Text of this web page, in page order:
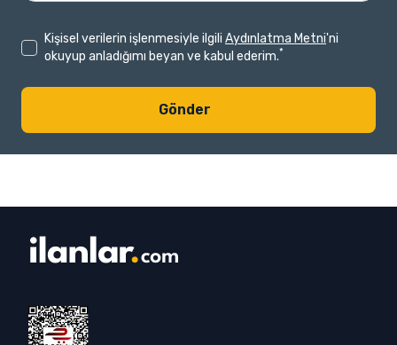
Kişisel verilerin işlenmesiyle ilgili Aydınlatma Metni'ni
okuyup anladığımı beyan ve kabul ederim.*
Gönder